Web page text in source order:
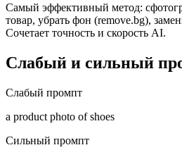
Самый эффективный метод:
товар, убрать фон (remove.bg),
Сочетает точность и скорость AI.
Слабый и сильный
Слабый промпт
a product photo of shoes
Сильный промпт